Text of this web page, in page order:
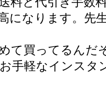
になります。先
て買ってるん
手軽なインスタ